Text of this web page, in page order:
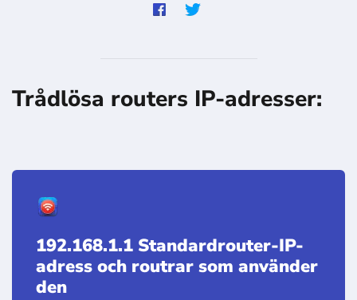
Trådlösa routers IP-adresser:
192.168.1.1 Standardrouter-IP-
adress och routrar som använder
den